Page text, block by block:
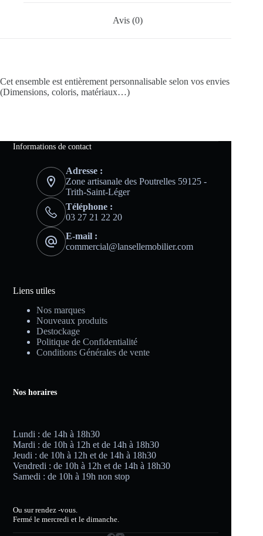
Avis (0)
Cet ensemble est entièrement personnalisable selon vos envies
(Dimensions, coloris, matériaux…)
Informations de contact
Adresse :
Zone artisanale des Poutrelles 59125 -
Trith-Saint-Léger
Téléphone :
03 27 21 22 20
E-mail :
commercial@lansellemobilier.com
Liens utiles
Nos marques
Nouveaux produits
Destockage
Politique de Confidentialité
Conditions Générales de vente
Nos horaires
Lundi : de 14h à 18h30
Mardi : de 10h à 12h et de 14h à 18h30
Jeudi : de 10h à 12h et de 14h à 18h30
Vendredi : de 10h à 12h et de 14h à 18h30
Samedi : de 10h à 19h non stop
Ou sur rendez -vous.
Fermé le mercredi et le dimanche.